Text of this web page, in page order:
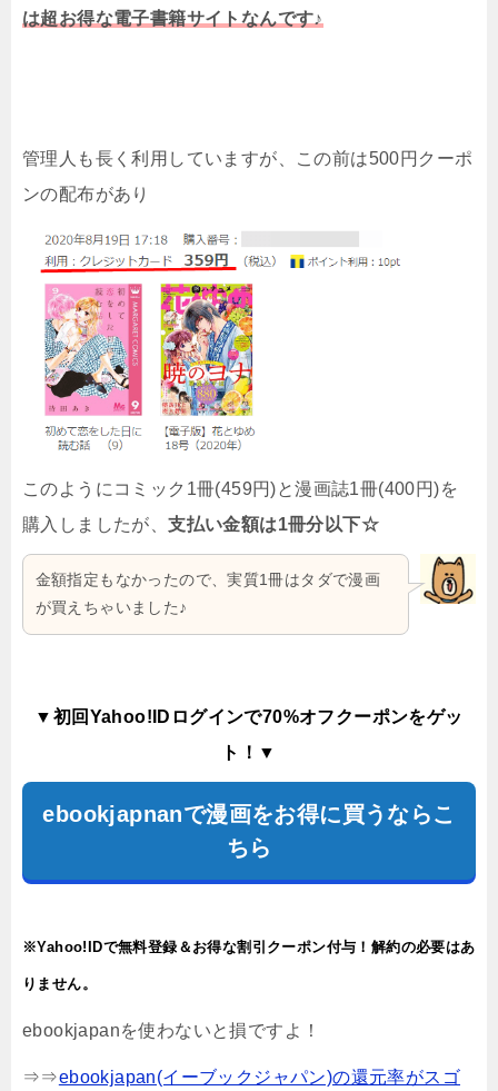
は超お得な電子書籍サイトなんです♪
管理人も長く利用していますが、この前は500円クーポ
ンの配布があり
このようにコミック1冊(459円)と漫画誌1冊(400円)を
購入しましたが、支払い金額は1冊分以下☆
金額指定もなかったので、実質1冊はタダで漫画
が買えちゃいました♪
▼初回Yahoo!IDログインで70%オフクーポンをゲッ
ト！▼
ebookjapnanで漫画をお得に買うならこ
ちら
※Yahoo!IDで無料登録＆お得な割引クーポン付与！解約の必要はあ
りません。
ebookjapanを使わないと損ですよ！
⇒⇒ebookjapan(イーブックジャパン)の還元率がスゴ